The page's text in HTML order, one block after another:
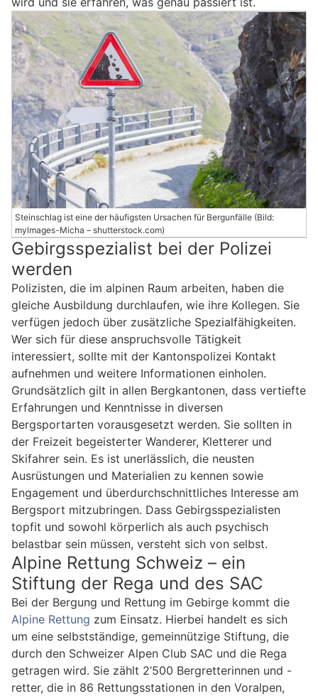
Steinschlag ist eine der häufigsten Ursachen für Bergunfälle (Bild:
mylmages-Micha – shutterstock.com)
Gebirgsspezialist bei der Polizei
werden
Polizisten, die im alpinen Raum arbeiten, haben die
gleiche Ausbildung durchlaufen, wie ihre Kollegen. Sie
verfügen jedoch über zusätzliche Spezialfähigkeiten.
Wer sich für diese anspruchsvolle Tätigkeit
interessiert, sollte mit der Kantonspolizei Kontakt
aufnehmen und weitere Informationen einholen.
Grundsätzlich gilt in allen Bergkantonen, dass vertiefte
Erfahrungen und Kenntnisse in diversen
Bergsportarten vorausgesetzt werden. Sie sollten in
der Freizeit begeisterter Wanderer, Kletterer und
Skifahrer sein. Es ist unerlässlich, die neusten
Ausrüstungen und Materialien zu kennen sowie
Engagement und überdurchschnittliches Interesse am
Bergsport mitzubringen. Dass Gebirgsspezialisten
topfit und sowohl körperlich als auch psychisch
belastbar sein müssen, versteht sich von selbst.
Alpine Rettung Schweiz – ein
Stiftung der Rega und des SAC
Bei der Bergung und Rettung im Gebirge kommt die
Alpine Rettung zum Einsatz. Hierbei handelt es sich
um eine selbstständige, gemeinnützige Stiftung, die
durch den Schweizer Alpen Club SAC und die Rega
getragen wird. Sie zählt 2’500 Bergretterinnen und -
retter, die in 86 Rettungsstationen in den Voralpen,